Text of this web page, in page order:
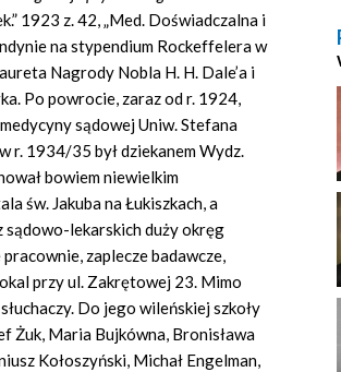
1923 z. 42, „Med. Doświadczalna i
na stypendium Rockeffelera w
Nagrody Nobla H. H. Dale’a i
Po powrocie, zaraz od r. 1924,
sądowej Uniw. Stefana
r. 1934/35 był dziekanem Wydz.
bowiem niewielkim
św. Jakuba na Łukiszkach, a
sądowo-lekarskich duży okręg
zaplecze badawcze,
przy ul. Zakrętowej 23. Mimo
Do jego wileńskiej szkoły
Żuk, Maria Bujkówna, Bronisława
Kołoszyński, Michał Engelman,